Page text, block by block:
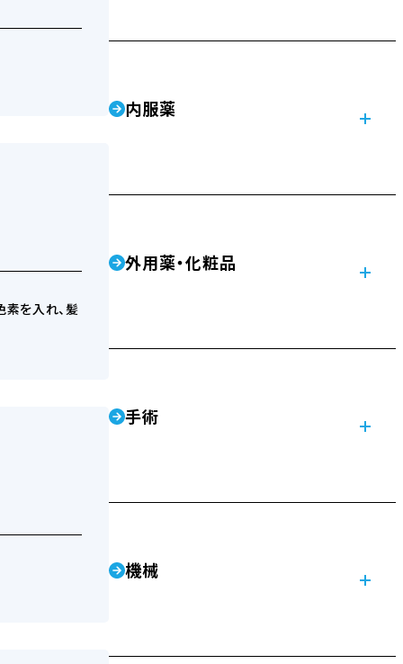
を入れ、髪
内服薬
外用薬・化粧品
手術
機械